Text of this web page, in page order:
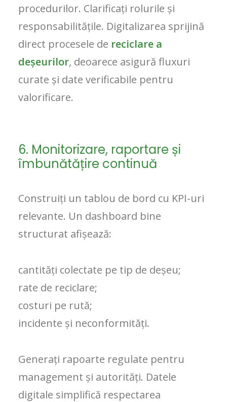
procedurilor. Clarificați rolurile și
responsabilitățile. Digitalizarea sprijină
direct procesele de reciclare a
deșeurilor, deoarece asigură fluxuri
curate și date verificabile pentru
valorificare.
6. Monitorizare, raportare și
îmbunătățire continuă
Construiți un tablou de bord cu KPI-uri
relevante. Un dashboard bine
structurat afișează:
cantități colectate pe tip de deșeu;
rate de reciclare;
costuri pe rută;
incidente și neconformități.
Generați rapoarte regulate pentru
management și autorități. Datele
digitale simplifică respectarea